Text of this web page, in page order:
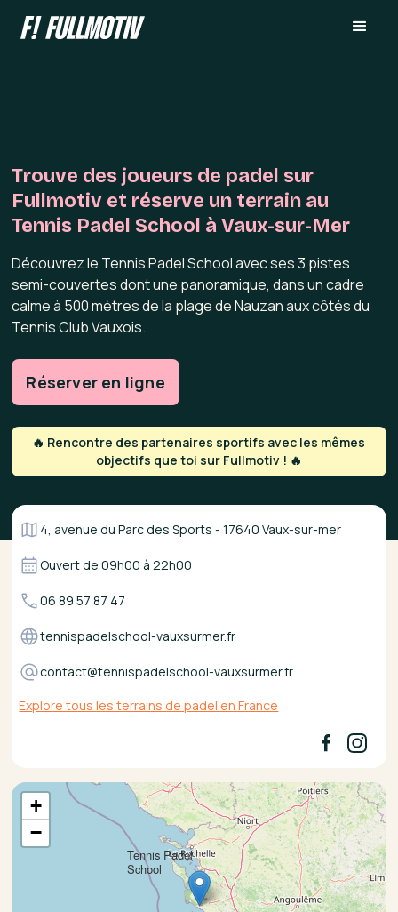
Trouve des joueurs de padel sur
Fullmotiv et réserve un terrain au
Tennis Padel School à Vaux-sur-Mer
Découvrez le Tennis Padel School avec ses 3 pistes
semi-couvertes dont une panoramique, dans un cadre
calme à 500 mètres de la plage de Nauzan aux côtés du
Tennis Club Vauxois.
Réserver en ligne
🔥 Rencontre des partenaires sportifs avec les mêmes
objectifs que toi sur Fullmotiv ! 🔥
4, avenue du Parc des Sports - 17640 Vaux-sur-mer
Ouvert de09h00 à22h00
06 89 57 87 47
tennispadelschool-vauxsurmer.fr
contact@tennispadelschool-vauxsurmer.fr
Explore tous les terrains de padel en France
Tennis Padel
School
×
+
−